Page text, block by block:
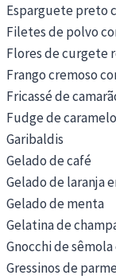
Esparguete preto
Filetes de polvo
Flores de curgete
Frango cremoso
Fricassé de
Fudge de caramelo
Garibaldis
Gelado de café
Gelado de laranja
Gelado de menta
Gelatina de
Gnocchi de
Gressinos de